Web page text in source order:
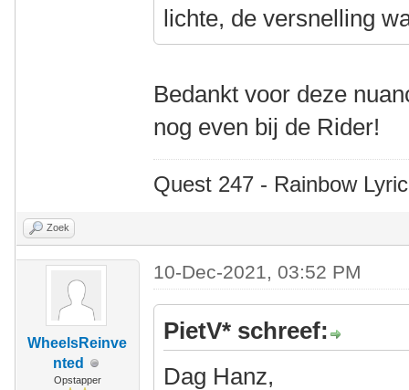
lichte, de versnelling
Bedankt voor deze
nog even bij de Rider!
Quest 247 - Rainbow
Zoek
WheelsReinve
nted
Opstapper
10-Dec-2021, 03:52 PM
PietV* schreef:
Dag Hanz,